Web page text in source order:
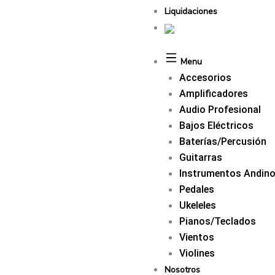
Liquidaciones
Menu
Accesorios
Amplificadores
Audio Profesional
Bajos Eléctricos
Baterías/Percusión
Guitarras
Instrumentos
Pedales
Ukeleles
Pianos/Teclados
Vientos
Violines
Nosotros